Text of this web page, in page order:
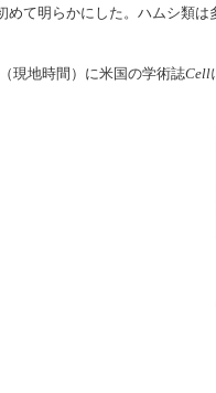
めて明らかにした。ハムシ類
現地時間）に米国の学術誌Cell